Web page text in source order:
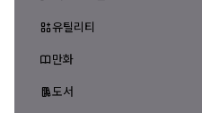
유틸리티
만화
도서